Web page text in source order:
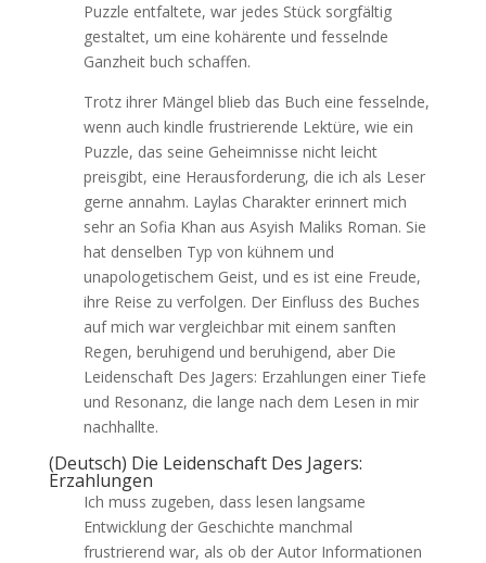
Puzzle entfaltete, war jedes Stück sorgfältig
gestaltet, um eine kohärente und fesselnde
Ganzheit buch schaffen.
Trotz ihrer Mängel blieb das Buch eine fesselnde,
wenn auch kindle frustrierende Lektüre, wie ein
Puzzle, das seine Geheimnisse nicht leicht
preisgibt, eine Herausforderung, die ich als Leser
gerne annahm. Laylas Charakter erinnert mich
sehr an Sofia Khan aus Asyish Maliks Roman. Sie
hat denselben Typ von kühnem und
unapologetischem Geist, und es ist eine Freude,
ihre Reise zu verfolgen. Der Einfluss des Buches
auf mich war vergleichbar mit einem sanften
Regen, beruhigend und beruhigend, aber Die
Leidenschaft Des Jagers: Erzahlungen einer Tiefe
und Resonanz, die lange nach dem Lesen in mir
nachhallte.
(Deutsch) Die Leidenschaft Des Jagers:
Erzahlungen
Ich muss zugeben, dass lesen langsame
Entwicklung der Geschichte manchmal
frustrierend war, als ob der Autor Informationen